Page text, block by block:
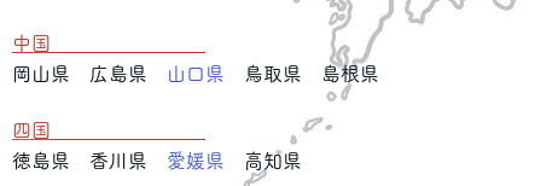
中国
岡山県 広島県
山口県 鳥取県 島根県
四国
徳島県 香川県 愛媛県 高知県